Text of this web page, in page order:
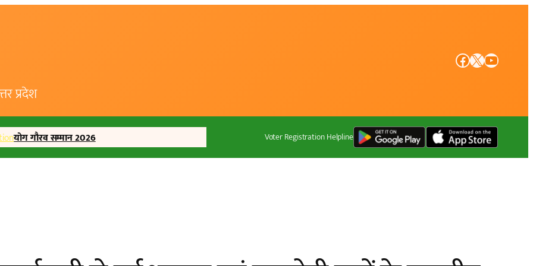
प्रदेश
Facebook X YouTube
योग गौरव सम्मान 2026 Voter Registration Helpline